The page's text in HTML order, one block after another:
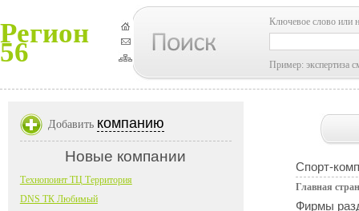
Регион
56
Ключевое слово или
Пример: экспертиза
Спорт-
Главная
Фирмы
Добавить компанию
Новые компании
Технопоинт ТЦ Территория
DNS ТК Любимый